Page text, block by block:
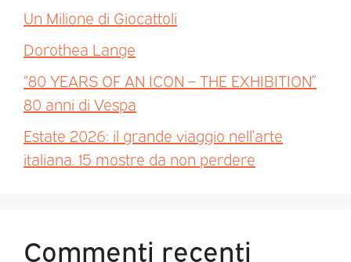
Un Milione di Giocattoli
Dorothea Lange
“80 YEARS OF AN ICON – THE EXHIBITION”
80 anni di Vespa
Estate 2026: il grande viaggio nell’arte
italiana. 15 mostre da non perdere
Commenti recenti